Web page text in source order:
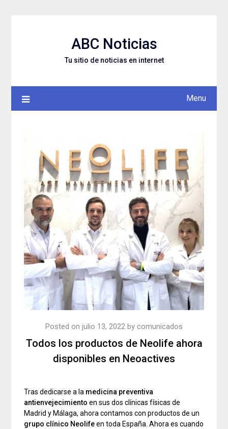
ABC Noticias
Tu sitio de noticias en internet
Menu
Todos los productos de Neolife ahora
disponibles en Neoactives
Posted on julio 13, 2022 by comunicados
Tras dedicarse a la medicina preventiva
antienvejecimiento en sus dos clínicas físicas de
Madrid y Málaga, ahora contamos con productos de un
grupo clínico Neolifeen toda España. Ahora es cuando